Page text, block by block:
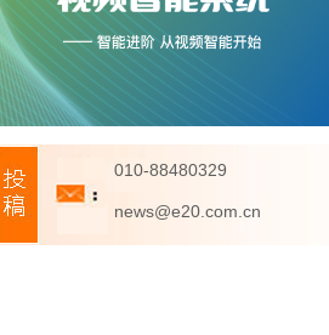
010-88480329
news@e20.com.cn